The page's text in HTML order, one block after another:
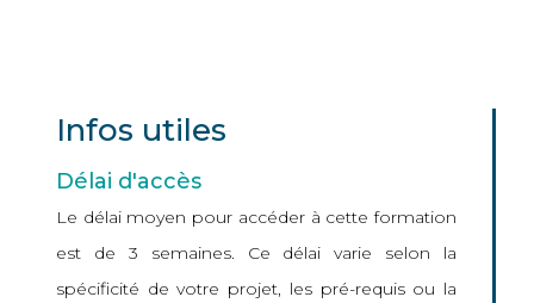
Infos utiles
Délai d'accès
Le délai moyen pour accéder à cette formation
est de 3 semaines. Ce délai varie selon la
spécificité de votre projet, les pré-requis ou la